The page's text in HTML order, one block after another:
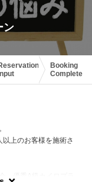
ン
Input
Booking
Complete
上のお客様を施術さ
優秀A級カイロプラ